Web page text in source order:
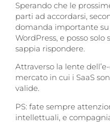
Sperando che le
parti ad accordarsi,
domanda importante su
WordPress, e posso solo
sappia rispondere.
Attraverso la lente
mercato in cui i SaaS
valide.
PS: fate sempre
intellettuali, e